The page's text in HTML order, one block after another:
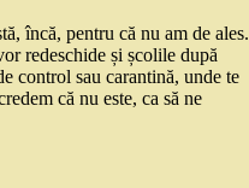
încă, pentru că nu am de ales.
redeschide și școlile după
control sau carantină, unde te
că nu este, ca să ne